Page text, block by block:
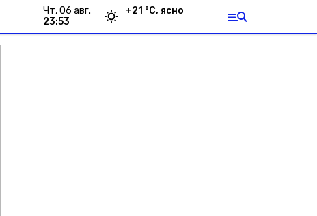
чт, 06 авг.
23:53
+21 °С, ясно